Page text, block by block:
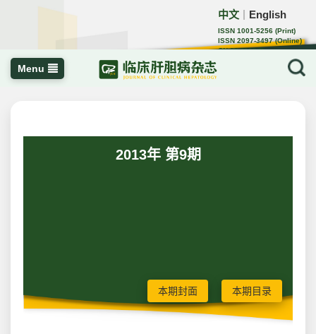
中文 English
ISSN 1001-5256 (Print)
ISSN 2097-3497 (Online)
CN 22-1108/R
Menu
2013年 第9期
本期封面 本期目录